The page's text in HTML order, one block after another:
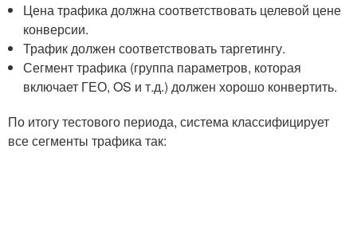
Цена трафика должна соответствовать целевой цене
конверсии.
Трафик должен соответствовать таргетингу.
Сегмент трафика (группа параметров, которая
включает ГЕО, OS и т.д.) должен хорошо конвертить.
По итогу тестового периода, система классифицирует
все сегменты трафика так: